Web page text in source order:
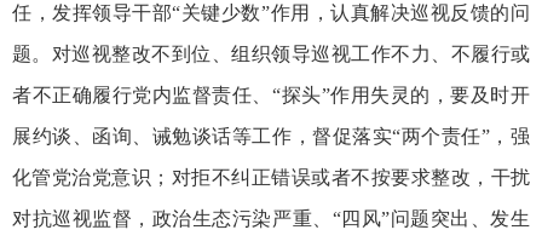
任，发挥领导干部“关键少数”作用，认真解决巡视反馈的问
题。对巡视整改不到位、组织领导巡视工作不力、不履行或
者不正确履行党内监督责任、“探头”作用失灵的，要及时开
展约谈、函询、诫勉谈话等工作，督促落实“两个责任”，强
化管党治党意识；对拒不纠正错误或者不按要求整改，干扰
对抗巡视监督，政治生态污染严重、“四风”问题突出、发生